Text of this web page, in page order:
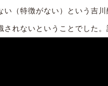
い（特徴がない）という吉
されないということでした